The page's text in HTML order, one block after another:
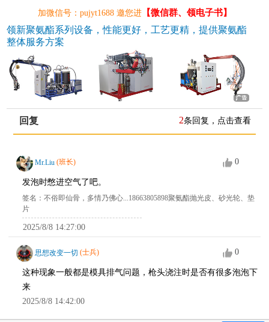
加微信号：pujyt1688 邀您进【微信群、领电子书】
领新聚氨酯系列设备，性能更好，工艺更精，提供聚氨酯
整体服务方案
2条回复，点击查看
回复
Mr.Liu(班长) 0
发泡时憋进空气了吧。
签名：不俗即仙骨，多情乃佛心...18663805898聚氨酯抛光皮、砂光轮、垫
片
2025/8/8 14:27:00
思想改变一切 (士兵) 0
这种现象一般都是模具排气问题，枪头浇注时是否有很多泡泡下
来
2025/8/8 14:42:00